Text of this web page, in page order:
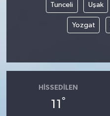
Tunceli Uşak
Yozgat
HISSEDILEN
11 °